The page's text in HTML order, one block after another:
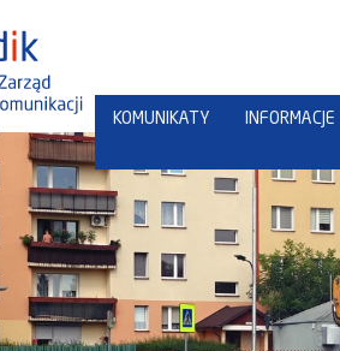
KOMUNIKATY INFORMACJE